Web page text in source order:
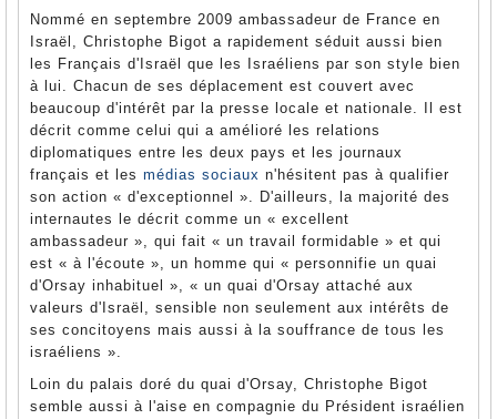
Nommé en septembre 2009 ambassadeur de France en
Israël, Christophe Bigot a rapidement séduit aussi bien
les Français d'Israël que les Israéliens par son style bien
à lui. Chacun de ses déplacement est couvert avec
beaucoup d'intérêt par la presse locale et nationale. Il est
décrit comme celui qui a amélioré les relations
diplomatiques entre les deux pays et les journaux
français et les médias sociaux n'hésitent pas à qualifier
son action « d'exceptionnel ». D'ailleurs, la majorité des
internautes le décrit comme un « excellent
ambassadeur », qui fait « un travail formidable » et qui
est « à l'écoute », un homme qui « personnifie un quai
d'Orsay inhabituel », « un quai d'Orsay attaché aux
valeurs d'Israël, sensible non seulement aux intérêts de
ses concitoyens mais aussi à la souffrance de tous les
israéliens ».
Loin du palais doré du quai d'Orsay, Christophe Bigot
semble aussi à l'aise en compagnie du Président israélien